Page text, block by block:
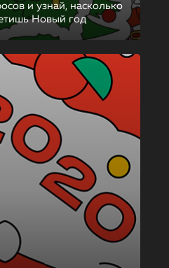
и узнай, насколько
Новый год